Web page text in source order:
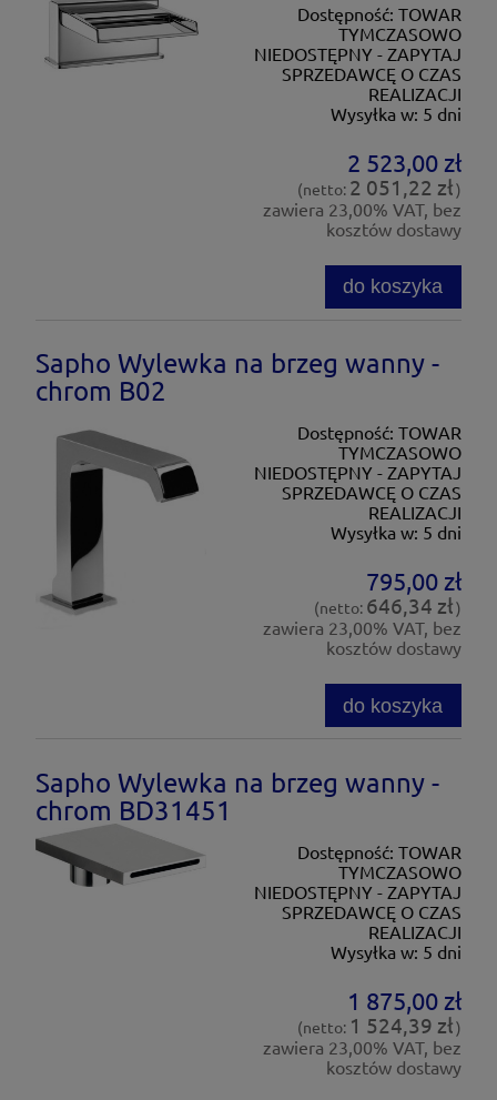
Dostępność: TOWAR
TYMCZASOWO
NIEDOSTĘPNY - ZAPYTAJ
SPRZEDAWCĘ O CZAS
REALIZACJI
Wysyłka w: 5 dni
2 523,00 zł
(netto: 2 051,22 zł)
zawiera 23,00% VAT, bez
kosztów dostawy
do koszyka
Sapho Wylewka na brzeg wanny -
chrom B02
Dostępność: TOWAR
TYMCZASOWO
NIEDOSTĘPNY - ZAPYTAJ
SPRZEDAWCĘ O CZAS
REALIZACJI
Wysyłka w: 5 dni
795,00 zł
(netto: 646,34 zł)
zawiera 23,00% VAT, bez
kosztów dostawy
do koszyka
Sapho Wylewka na brzeg wanny -
chrom BD31451
Dostępność: TOWAR
TYMCZASOWO
NIEDOSTĘPNY - ZAPYTAJ
SPRZEDAWCĘ O CZAS
REALIZACJI
Wysyłka w: 5 dni
1 875,00 zł
(netto: 1 524,39 zł)
zawiera 23,00% VAT, bez
kosztów dostawy